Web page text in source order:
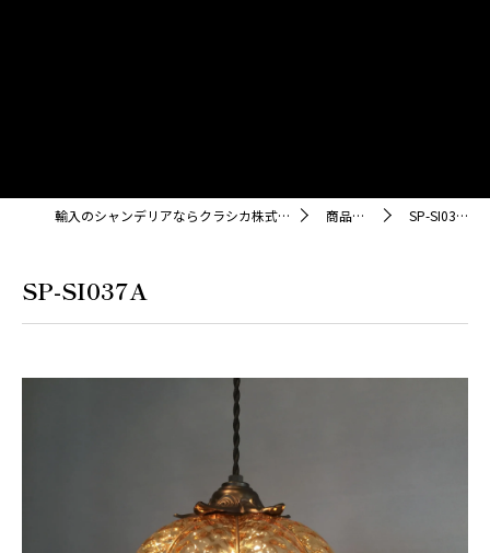
輸入のシャンデリアならクラシカ株式会社 商品紹介 SP-SI037A
SP-SI037A